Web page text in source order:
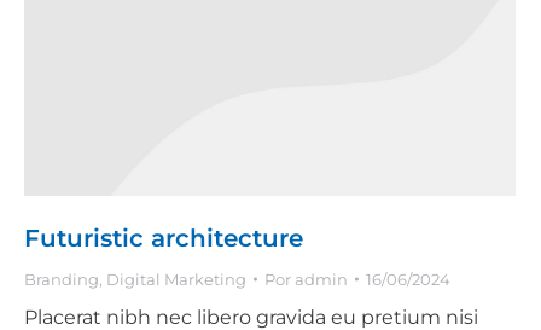
Futuristic architecture
Branding Digital Marketing Por admin 16/06/2024
Placerat nibh nec libero gravida eu pretium nisi